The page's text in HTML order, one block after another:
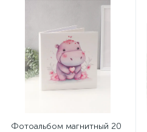
Фотоальбом магнитный 20